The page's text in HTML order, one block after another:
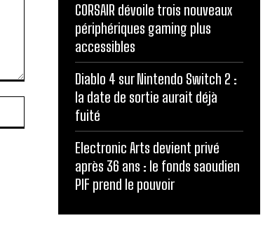
CORSAIR dévoile trois nouveaux
périphériques gaming plus
accessibles
Diablo 4 sur Nintendo Switch 2 :
la date de sortie aurait déjà
fuité
Electronic Arts devient privé
après 36 ans : le fonds saoudien
PIF prend le pouvoir